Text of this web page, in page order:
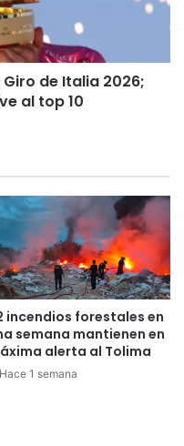
de Italia 2026;
al top 10
incendios forestales en
semana mantienen en
alerta al Tolima
Hace 1 semana